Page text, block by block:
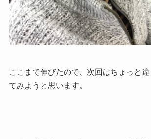
ここまで伸びたので、次回はちょっと
てみようと思います。